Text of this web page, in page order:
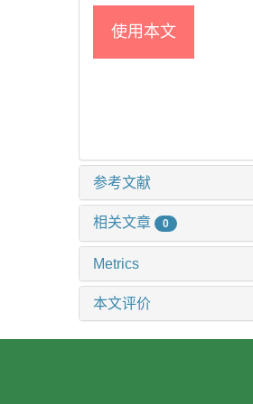
使用本文
参考文献
相关文章 0
Metrics
本文评价